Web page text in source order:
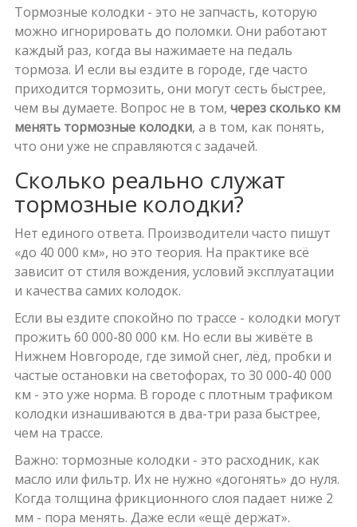
Тормозные колодки - это не запчасть, которую
можно игнорировать до поломки. Они работают
каждый раз, когда вы нажимаете на педаль
тормоза. И если вы ездите в городе, где часто
приходится тормозить, они могут сесть быстрее,
чем вы думаете. Вопрос не в том, через сколько км
менять тормозные колодки, а в том, как понять,
что они уже не справляются с задачей.
Сколько реально служат
тормозные колодки?
Нет единого ответа. Производители часто пишут
«до 40 000 км», но это теория. На практике всё
зависит от стиля вождения, условий эксплуатации
и качества самих колодок.
Если вы ездите спокойно по трассе - колодки могут
прожить 60 000-80 000 км. Но если вы живёте в
Нижнем Новгороде, где зимой снег, лёд, пробки и
частые остановки на светофорах, то 30 000-40 000
км - это уже норма. В городе с плотным трафиком
колодки изнашиваются в два-три раза быстрее,
чем на трассе.
Важно: тормозные колодки - это расходник, как
масло или фильтр. Их не нужно «догонять» до нуля.
Когда толщина фрикционного слоя падает ниже 2
мм - пора менять. Даже если «ещё держат».